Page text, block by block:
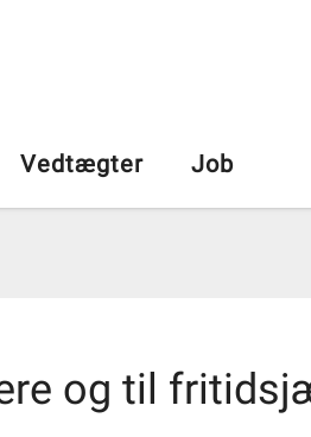
Vedtægter Job
og til